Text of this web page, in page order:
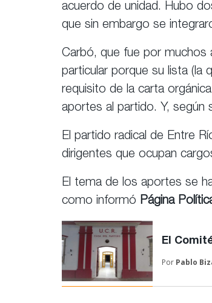
acuerdo de unidad. Hubo
que sin embargo se
Carbó, que fue por muchos
particular porque su lista (la
requisito de la carta
aportes al partido. Y, según
El partido radical de Entre
dirigentes que ocupan
El tema de los aportes se
como informó Página
El
Por Pablo